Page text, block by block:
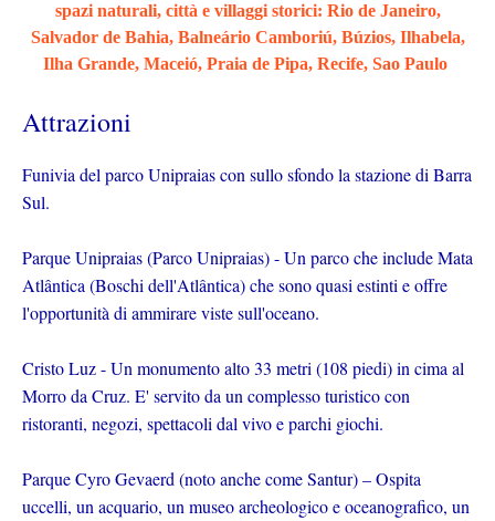
spazi naturali, città e villaggi storici: Rio de Janeiro,
Salvador de Bahia, Balneário Camboriú, Búzios, Ilhabela,
Ilha Grande, Maceió, Praia de Pipa, Recife, Sao Paulo
Attrazioni
Funivia del parco Unipraias con sullo sfondo la stazione di Barra
Sul.
Parque Unipraias (Parco Unipraias) - Un parco che include Mata
Atlântica (Boschi dell'Atlântica) che sono quasi estinti e offre
l'opportunità di ammirare viste sull'oceano.
Cristo Luz - Un monumento alto 33 metri (108 piedi) in cima al
Morro da Cruz. E' servito da un complesso turistico con
ristoranti, negozi, spettacoli dal vivo e parchi giochi.
Parque Cyro Gevaerd (noto anche come Santur) – Ospita
uccelli, un acquario, un museo archeologico e oceanografico, un